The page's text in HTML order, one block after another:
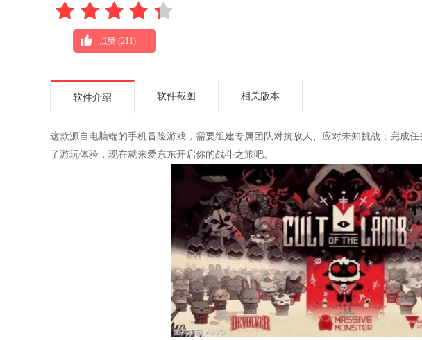
点赞 (211)
软件介绍 软件截图 相关版本
这款源自电脑端的手机冒险游戏，需要组建专属团队对抗敌人、应对未知挑战；完成
了游玩体验，现在就来爱东东开启你的战斗之旅吧。